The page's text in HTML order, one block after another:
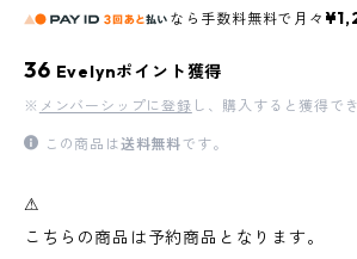
なら 手数料無料で 月々
36 Evelynポイント獲得
※ メンバーシップに登録 し、購入すると獲得で
この商品は送料無料です。
⚠︎
こちらの商品は予約商品となります。